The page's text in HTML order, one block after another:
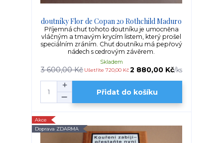
doutníky Flor de Copan 20 Rothchild Maduro
Příjemná chuť tohoto doutníku je umocněna
vláčným a tmavým krycím listem, který prošel
speciálním zráním. Chuť doutníku má pepřový
nádech s cedrovým závěrem.
3 600,00 Kč Ušetříte 720,00 Kč2 880,00 Kč/ks
Skladem
Přidat do košíku
Akce
Doprava ZDARMA